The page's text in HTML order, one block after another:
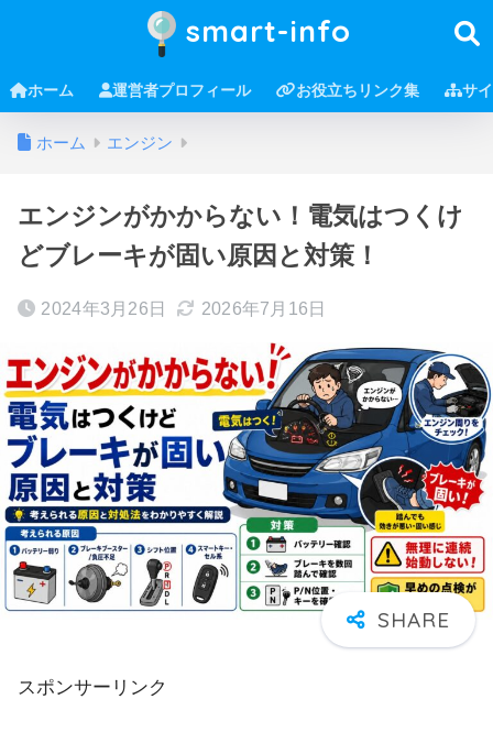
smart-info
ホーム 運営者プロフィール お役立ちリンク集 サ
ホーム エンジン
エンジンがかからない！電気はつくけ
どブレーキが固い原因と対策！
2024年3月26日 2026年7月16日
スポンサーリンク